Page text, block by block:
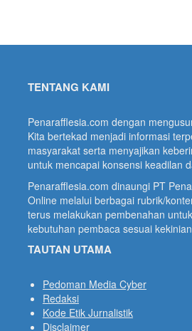
TENTANG KAMI
Penarafflesia.com dengan
Kita bertekad menjadi informasi
masyarakat serta menyajikan
untuk mencapai konsensi keadilan
Penarafflesia.com dinaungi PT
Online melalui berbagai rubrik/
terus melakukan pembenahan
kebutuhan pembaca sesuai
TAUTAN UTAMA
Pedoman Media Cyber
Redaksi
Kode Etik Jurnalistik
Disclaimer